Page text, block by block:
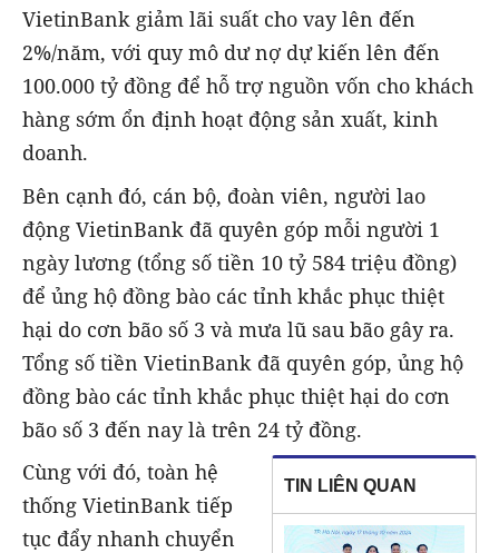
VietinBank giảm lãi suất cho vay lên đến
2%/năm, với quy mô dư nợ dự kiến lên đến
100.000 tỷ đồng để hỗ trợ nguồn vốn cho khách
hàng sớm ổn định hoạt động sản xuất, kinh
doanh.
Bên cạnh đó, cán bộ, đoàn viên, người lao
động VietinBank đã quyên góp mỗi người 1
ngày lương (tổng số tiền 10 tỷ 584 triệu đồng)
để ủng hộ đồng bào các tỉnh khắc phục thiệt
hại do cơn bão số 3 và mưa lũ sau bão gây ra.
Tổng số tiền VietinBank đã quyên góp, ủng hộ
đồng bào các tỉnh khắc phục thiệt hại do cơn
bão số 3 đến nay là trên 24 tỷ đồng.
TIN LIÊN QUAN
Cùng với đó, toàn hệ
thống VietinBank tiếp
tục đẩy nhanh chuyển